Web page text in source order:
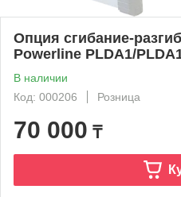
Опция сгибание-
Powerline PLDA1/
В наличии
Код: 000206
Розница
70 000 ₸